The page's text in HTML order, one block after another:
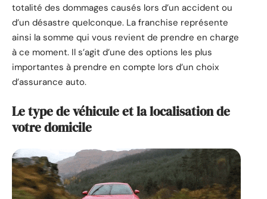
totalité des dommages causés lors d’un accident ou
d’un désastre quelconque. La franchise représente
ainsi la somme qui vous revient de prendre en charge
à ce moment. Il s’agit d’une des options les plus
importantes à prendre en compte lors d’un choix
d’assurance auto.
Le type de véhicule et la localisation de
votre domicile